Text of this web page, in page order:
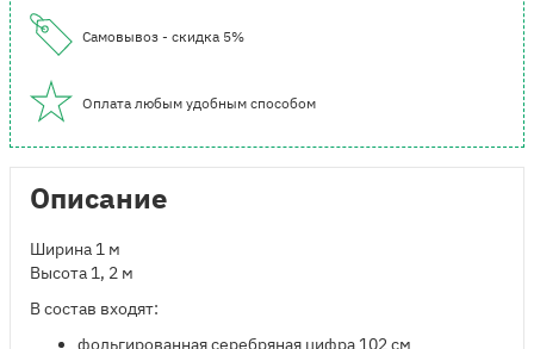
Самовывоз - скидка 5%
Оплата любым удобным способом
Описание
Ширина 1 м
Высота 1, 2 м
В состав входят:
​фольгированная серебряная цифра 102 см